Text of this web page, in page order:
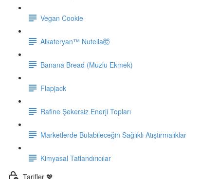
Vegan Cookie
Alkateryan™ Nutella🤯
Banana Bread (Muzlu Ekmek)
Flapjack
Rafine Şekersiz Enerji Topları
Marketlerde Bulabileceğin Sağlıklı Atıştırmalıklar
Kimyasal Tatlandırıcılar
Tarifler 💖